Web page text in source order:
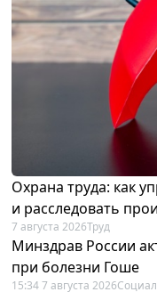
Охрана труда: как
и расследовать
7 августа 2026Труд
Минздрав России
при болезни Гоше
15:34 7 августа 2026